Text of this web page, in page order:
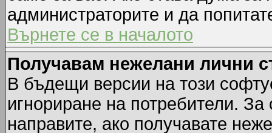
администраторите и да
Върнете се в началото
Получавам нежелани лични
В бъдещи версии на този
игнориране на потребители.
направите, ако получавате